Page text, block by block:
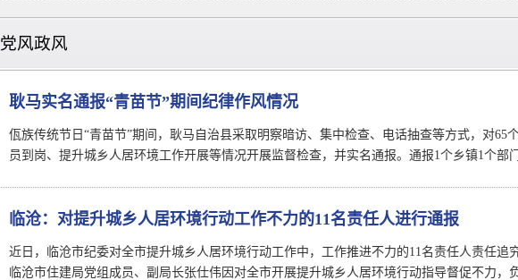
党风政风
耿马实名通报“青苗节”期间纪律作风情况
佤族传统节日“青苗节”期间，耿马自治县采取明察暗访、集中检查、电话抽查等方式，对65
员到岗、提升城乡人居环境工作开展等情况开展监督检查，并实名通报。通报1个乡镇1个部
临沧：对提升城乡人居环境行动工作不力的11名责任人进行通报
近日，临沧市纪委对全市提升城乡人居环境行动工作中，工作推进不力的11名责任人责任追
临沧市住建局党组成员、副局长张仕伟因对全市开展提升城乡人居环境行动指导督促不力，